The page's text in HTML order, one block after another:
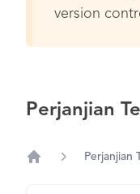
version
Perjanjian
Perjanjian